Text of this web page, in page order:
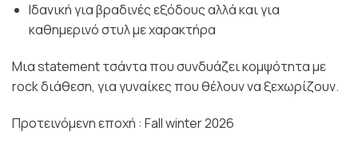
Ιδανική για βραδινές εξόδους αλλά και για
καθημερινό στυλ με χαρακτήρα
Μια statement τσάντα που συνδυάζει κομψότητα με
rock διάθεση, για γυναίκες που θέλουν να ξεχωρίζουν.
Προτεινόμενη εποχή : Fall winter 2026